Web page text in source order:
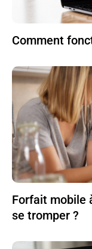
Comment
Forfait mobile
se tromper ?